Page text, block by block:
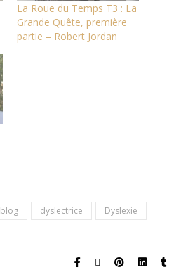
La Roue du Temps T3 : La
Grande Quête, première
partie – Robert Jordan
blog dyslectrice
Dyslexie